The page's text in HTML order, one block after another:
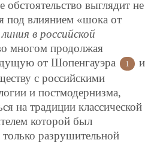
выглядит не
под влиянием «шока от
в российской
многом продолжая
от Шопенгауэра
1
и
с российскими
и постмодернизма,
на традиции классической
которой был
разрушительной